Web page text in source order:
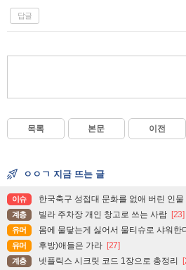
답글
목록 본문 이전
ㅇㅇㄱ 지금 뜨는 글
이슈 한국축구 성접대 문화를 없애 버린 인물
계층 빌라 주차장 개인 창고로 쓰는 사람 [23]
유머 몸에 물닿는게 싫어서 물티슈로 샤워한
유머 후방)애들은 가라 [27]
계층 넷플릭스 시크릿 코드 1장으로 총정리